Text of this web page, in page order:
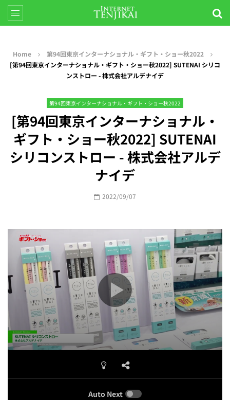
Home
第94回東京インターナショナル・ギフト・ショー秋2022
[第94回東京インターナショナル・ギフト・ショー秋2022] SUTENAI シリコ
ンストロー - 株式会社アルデナイデ
第94回東京インターナショナル・ギフト・ショー秋2022
[第94回東京インターナショナル・
ギフト・ショー秋2022] SUTENAI
シリコンストロー - 株式会社アルデ
ナイデ
2022/09/07
Auto Next